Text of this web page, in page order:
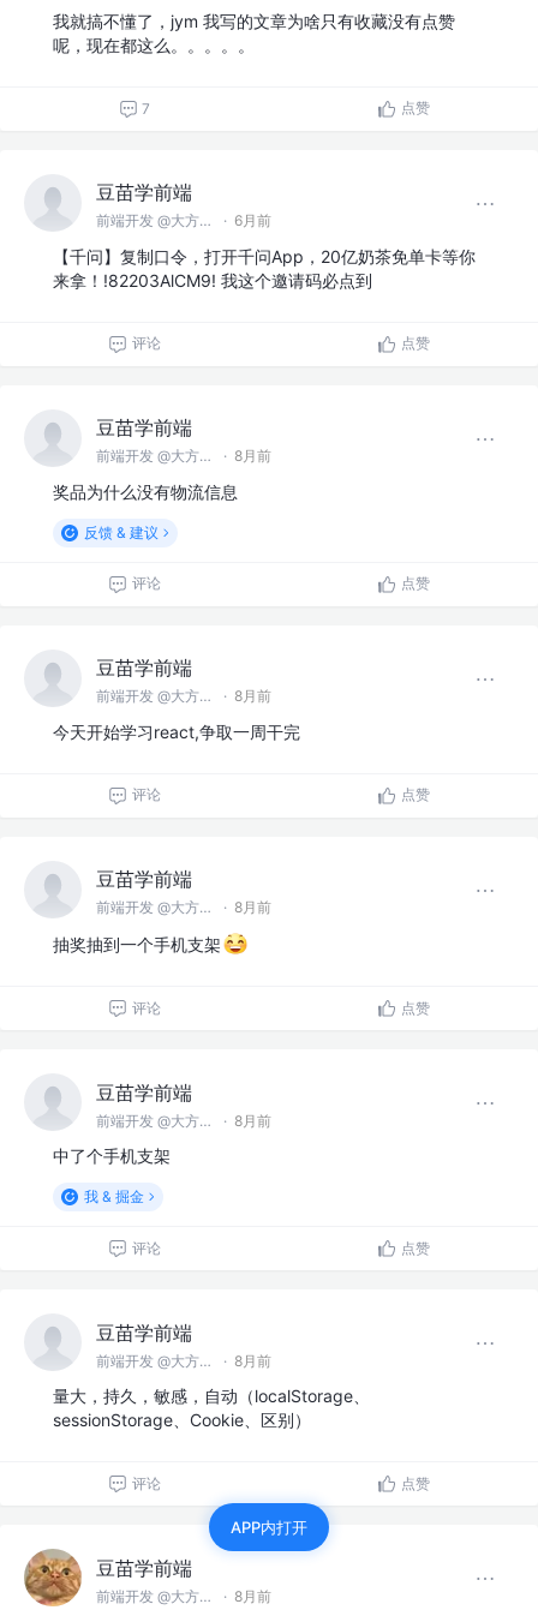
我就搞不懂了，jym 我写的文章为啥只有收藏没有点赞
呢，现在都这么。。。。。
7 点赞
豆苗学前端
前端开发 @大方软件 · 6月前
【千问】复制口令，打开千问App，20亿奶茶免单卡等你
来拿！!82203AlCM9! 我这个邀请码必点到
评论 点赞
豆苗学前端
前端开发 @大方软件 · 8月前
奖品为什么没有物流信息
反馈 & 建议
评论 点赞
豆苗学前端
前端开发 @大方软件 · 8月前
今天开始学习react,争取一周干完
评论 点赞
豆苗学前端
前端开发 @大方软件 · 8月前
抽奖抽到一个手机支架
评论 点赞
豆苗学前端
前端开发 @大方软件 · 8月前
中了个手机支架
我 & 掘金
评论 点赞
豆苗学前端
前端开发 @大方软件 · 8月前
量大，持久，敏感，自动（localStorage、
sessionStorage、Cookie、区别）
评论 点赞
豆苗学前端
前端开发 @大方软件 · 8月前
APP内打开